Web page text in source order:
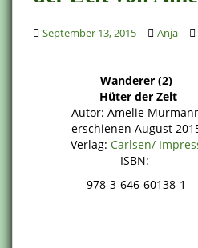
September 13, 2015 Anja
Wanderer (2)
Hüter der Zeit
Autor: Amelie
erschienen August
Verlag: Carlsen/
ISBN:
978-3-646-60138-1